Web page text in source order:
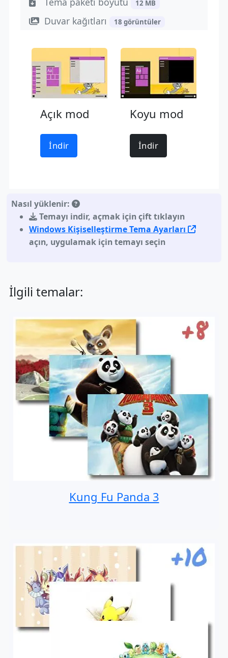
12 MB
Duvar kağıtları 18 görüntüler
Açık mod
İndir
Koyu mod
İndir
Nasıl yüklenir:
Temayı indir,açmak için çift tıklayın
Windows Kişiselleştirme Tema Ayarları
açın, uygulamak için temayı seçin
İlgili temalar:
Kung Fu Panda 3